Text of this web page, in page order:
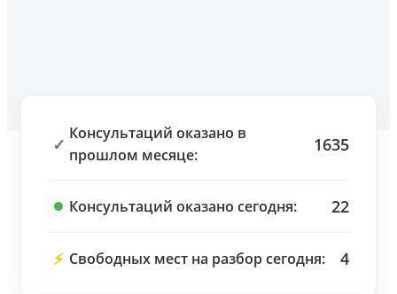
✓
Консультаций оказано в
прошлом месяце:
1635
Консультаций оказано сегодня: 22
⚡ Свободных мест на разбор сегодня: 4